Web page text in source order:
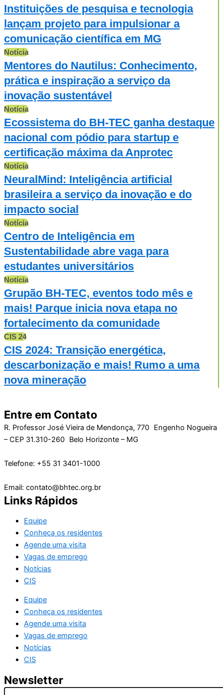
Instituições de pesquisa e tecnologia
lançam projeto para impulsionar a
comunicação científica em MG
Notícia
Mentores do Nautilus: Conhecimento,
prática e inspiração a serviço da
inovação sustentável
Notícia
Ecossistema do BH-TEC ganha destaque
nacional com pódio para startup e
certificação máxima da Anprotec
Notícia
NeuralMind: Inteligência artificial
brasileira a serviço da inovação e do
impacto social
Notícia
Centro de Inteligência em
Sustentabilidade abre vaga para
estudantes universitários
Notícia
Grupão BH-TEC, eventos todo mês e
mais! Parque inicia nova etapa no
fortalecimento da comunidade
CIS 24
CIS 2024: Transição energética,
descarbonização e mais! Rumo a uma
nova mineração
Entre em Contato
R. Professor José Vieira de Mendonça, 770 Engenho Nogueira
– CEP 31.310-260 Belo Horizonte – MG
Telefone: +55 31 3401-1000
Email: contato@bhtec.org.br
Links Rápidos
Equipe
Conheça os residentes
Agende uma visita
Vagas de emprego
Notícias
CIS
Equipe
Conheça os residentes
Agende uma visita
Vagas de emprego
Notícias
CIS
Newsletter